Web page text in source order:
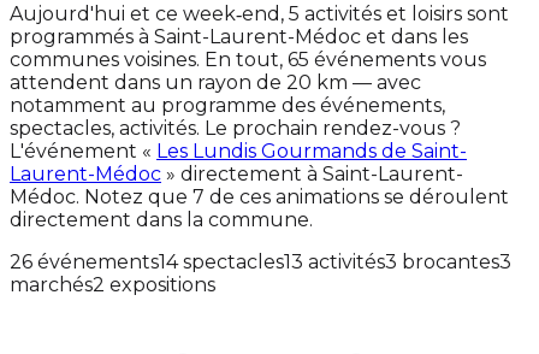
Aujourd'hui et ce week‑end, 5 activités et loisirs sont
programmés à Saint-Laurent-Médoc et dans les
communes voisines. En tout, 65 événements vous
attendent dans un rayon de 20 km — avec
notamment au programme des événements,
spectacles, activités. Le prochain rendez-vous ?
L'événement « Les Lundis Gourmands de Saint-
Laurent-Médoc » directement à Saint-Laurent-
Médoc. Notez que 7 de ces animations se déroulent
directement dans la commune.
26 événements14 spectacles13 activités3 brocantes3
marchés2 expositions